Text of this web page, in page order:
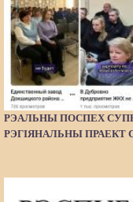
РЭАЛЬНЫ ПОСПЕХ
РЭГІЯНАЛЬНЫ ПРАЕКТ